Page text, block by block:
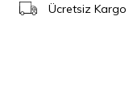
Ücretsiz Kargo